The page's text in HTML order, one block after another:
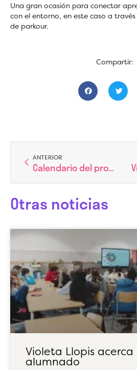
Una gran ocasión para conectar
con el entorno, en este caso a
de parkour.
Compartir:
Ant
ANTERIOR
Calendario del proceso de escolarización
Otras noticias
Violeta Llopis
alumnado